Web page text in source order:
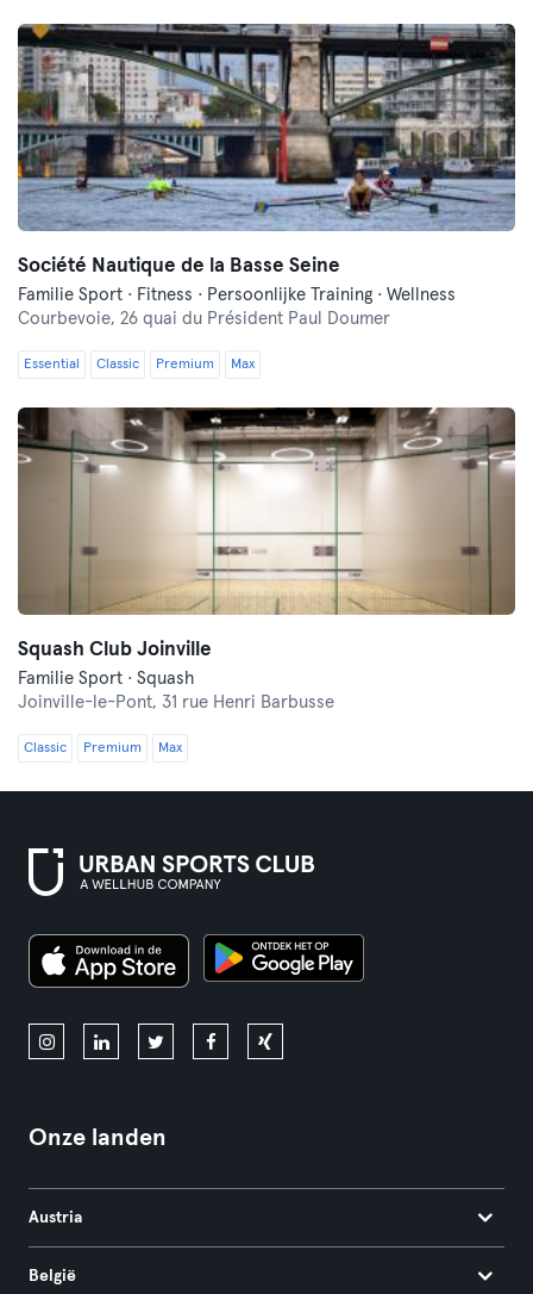
Société Nautique de la Basse Seine
Familie Sport · Fitness · Persoonlijke Training · Wellness
Courbevoie, 26 quai du Président Paul Doumer
Essential Classic Premium Max
Squash Club Joinville
Familie Sport · Squash
Joinville-le-Pont, 31 rue Henri Barbusse
Classic Premium Max
Onze landen
Austria
België